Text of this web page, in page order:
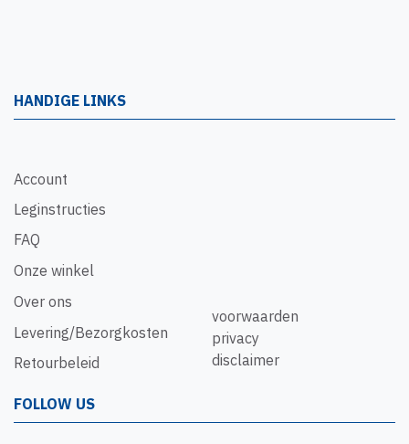
HANDIGE LINKS
Account
Leginstructies
FAQ
Onze winkel
Over ons
Levering/Bezorgkosten
Retourbeleid
voorwaarden
privacy
disclaimer
FOLLOW US